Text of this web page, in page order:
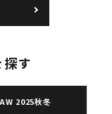
ムグッドイナフ ナイキ
エアフォース１スニー
ト す
2025秋冬